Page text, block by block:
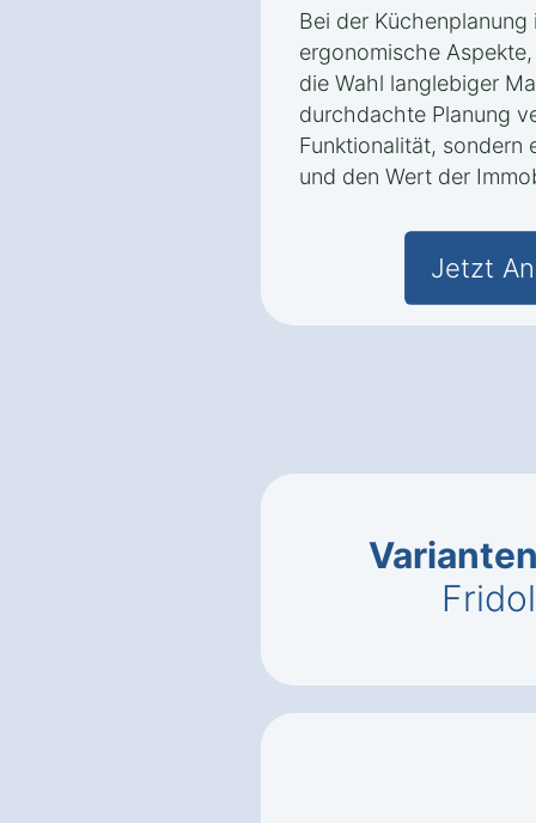
Bei der
ergonomische
die Wahl langlebiger
durchdachte Planung
Funktionalität,
und den Wert der
Jetzt